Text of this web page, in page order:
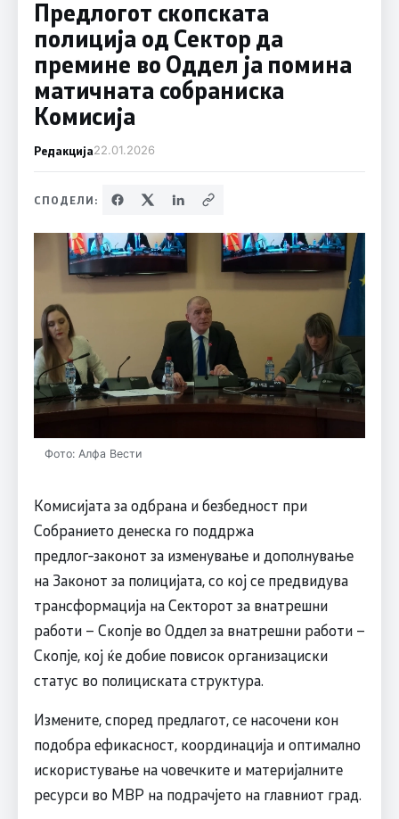
Предлогот скопската
полиција од Сектор да
премине во Оддел ја помина
матичната собраниска
Комисија
Редакција22.01.2026
СПОДЕЛИ:
Фото: Алфа Вести
Комисијата за одбрана и безбедност при
Собранието денеска го поддржа
предлог‑законот за изменување и дополнување
на Законот за полицијата, со кој се предвидува
трансформација на Секторот за внатрешни
работи – Скопје во Оддел за внатрешни работи –
Скопје, кој ќе добие повисок организациски
статус во полициската структура.
Измените, според предлагот, се насочени кон
подобра ефикасност, координација и оптимално
искористување на човечките и материјалните
ресурси во МВР на подрачјето на главниот град.